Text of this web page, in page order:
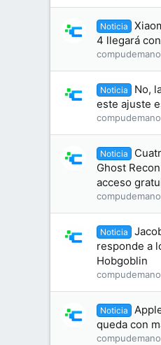
Noticia
4 llegará
compudemano
Noticia
No,
este ajuste
compudemano
Noticia
Ghost
acceso
compudemano
Noticia
responde a
Hobgoblin
compudemano
Noticia
queda con
compudemano